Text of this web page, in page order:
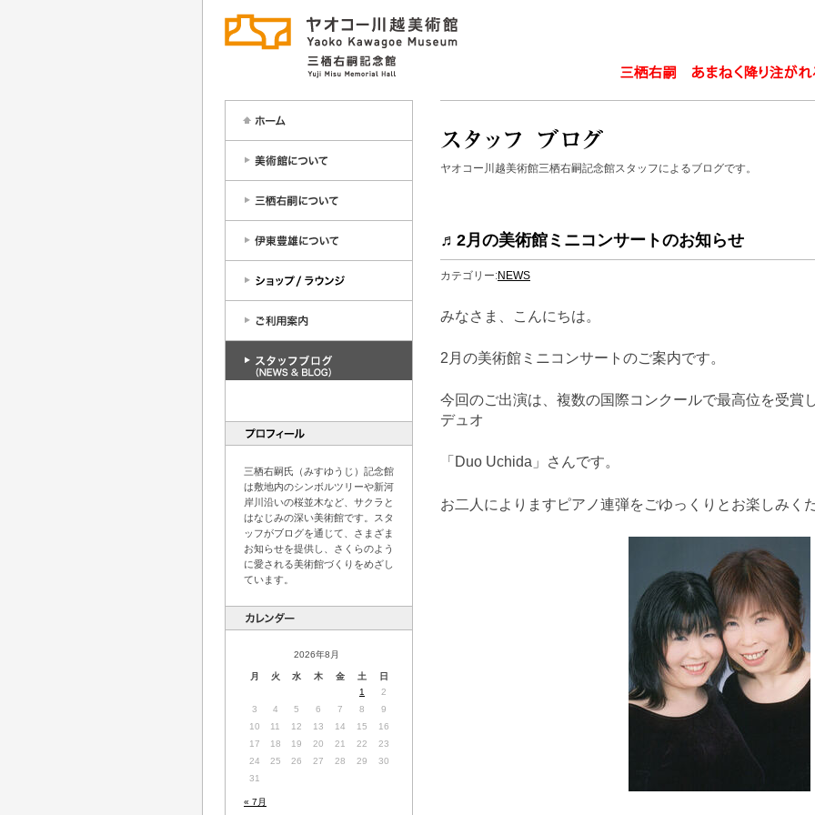
三栖右嗣氏（みすゆうじ）記念館
は敷地内のシンボルツリーや新河
岸川沿いの桜並木など、サクラと
はなじみの深い美術館です。スタ
ッフがブログを通じて、さまざま
お知らせを提供し、さくらのよう
に愛される美術館づくりをめざし
ています。
2026年8月
月 火 水 木 金 土 日
« 7月
1
2
3
4 5 6 7 8
9
10
11 12 13 14 15
16
17
18 19 20 21 22
23
24
25 26 27 28 29
30
31
ヤオコー川越美術館三栖右嗣記念館スタッフによるブログです。
♬2月の美術館ミニコンサートのお知らせ
カテゴリー:NEWS
みなさま、こんにちは。
2月の美術館ミニコンサートのご案内です。
今回のご出演は、複数の国際コンクールで最高位を受賞
デュオ
「Duo Uchida」さんです。
お二人によりますピアノ連弾をごゆっくりとお楽しみく